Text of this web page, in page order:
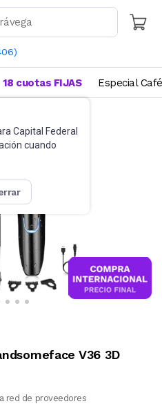
)
Capital Federal
cuando
18 cuotas FIJAS Especial Café
V36 3D
red de proveedores